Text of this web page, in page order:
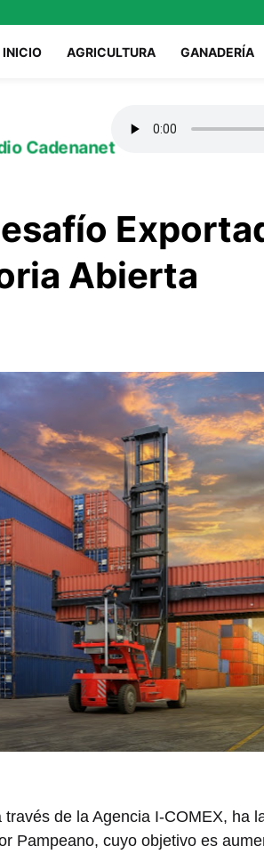
INICIO AGRICULTURA GANADERÍA
Cadenanet
Abierta
de la Agencia I-COMEX, ha
Pampeano, cuyo objetivo es